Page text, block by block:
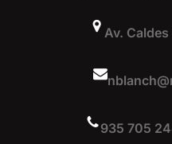
Av.
935 705